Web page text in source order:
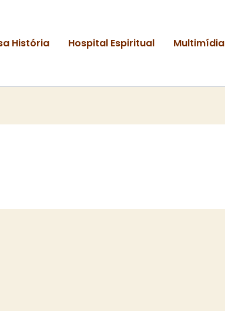
História Hospital Espiritual Multimídia